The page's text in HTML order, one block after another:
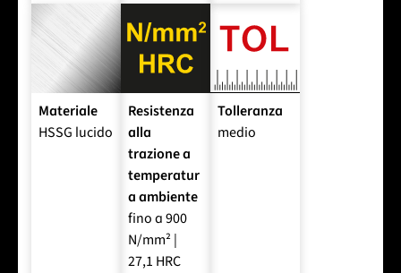
Materiale
HSSG lucido
Resistenza
alla
trazione a
temperatur
a ambiente
fino a 900
N/mm² |
27,1 HRC
Tolleranza
medio